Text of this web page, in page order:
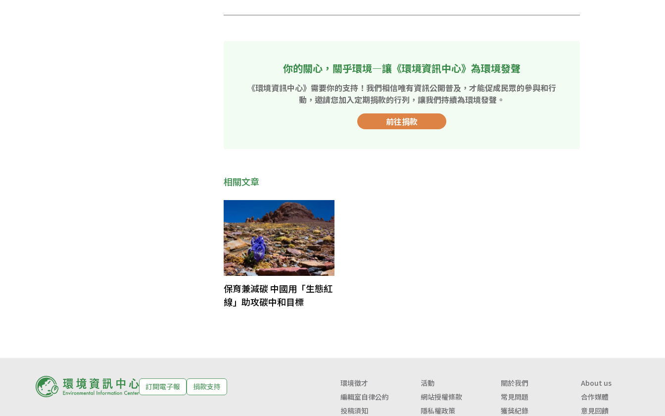
你的關心，關乎環境—讓《環境資訊中心》為環境發聲
《環境資訊中心》需要你的支持！我們相信唯有資訊公開普及，才能促成民眾的參與和行
動，邀請您加入定期捐款的行列，讓我們持續為環境發聲。
前往捐款
相關文章
保育兼減碳 中國用「生態紅
線」助攻碳中和目標
訂閱電子報 捐款支持 環境徵才 活動 關於我們
About us
編輯室自律公約
網站授權條款 常見問題
合作媒體
投稿須知
隱私權政策 獲獎紀錄 意見回饋